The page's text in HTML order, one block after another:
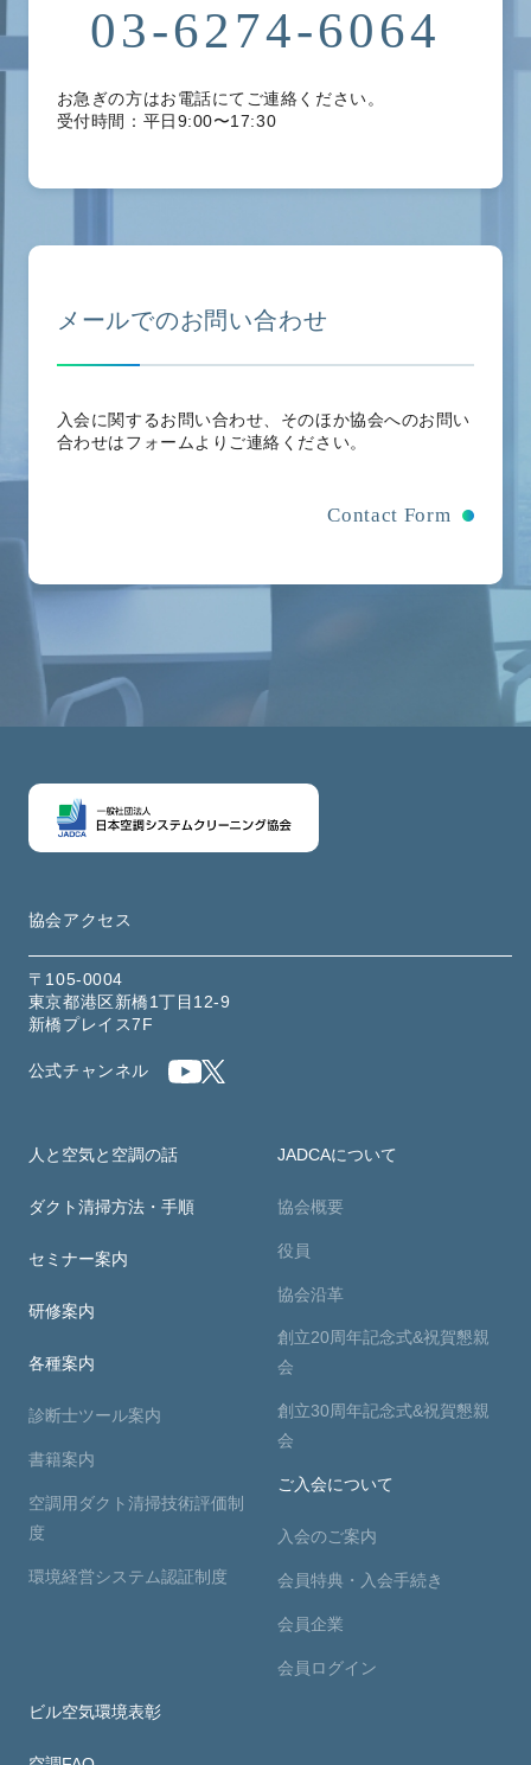
03-6274-6064
お急ぎの方はお電話にてご連絡ください。
受付時間：平日9:00〜17:30
メールでのお問い合わせ
入会に関するお問い合わせ、そのほか協会へのお問い
合わせはフォームよりご連絡ください。
Contact Form
協会アクセス
〒105-0004
東京都港区新橋1丁目12-9
新橋プレイス7F
公式チャンネル
人と空気と空調の話
ダクト清掃方法・手順
セミナー案内
研修案内
各種案内
診断士ツール案内
書籍案内
空調用ダクト清掃技術評価制
度
環境経営システム認証制度
JADCAについて
協会概要
役員
協会沿革
創立20周年記念式&祝賀懇親
会
創立30周年記念式&祝賀懇親
会
ご入会について
入会のご案内
会員特典・入会手続き
会員企業
会員ログイン
ビル空気環境表彰